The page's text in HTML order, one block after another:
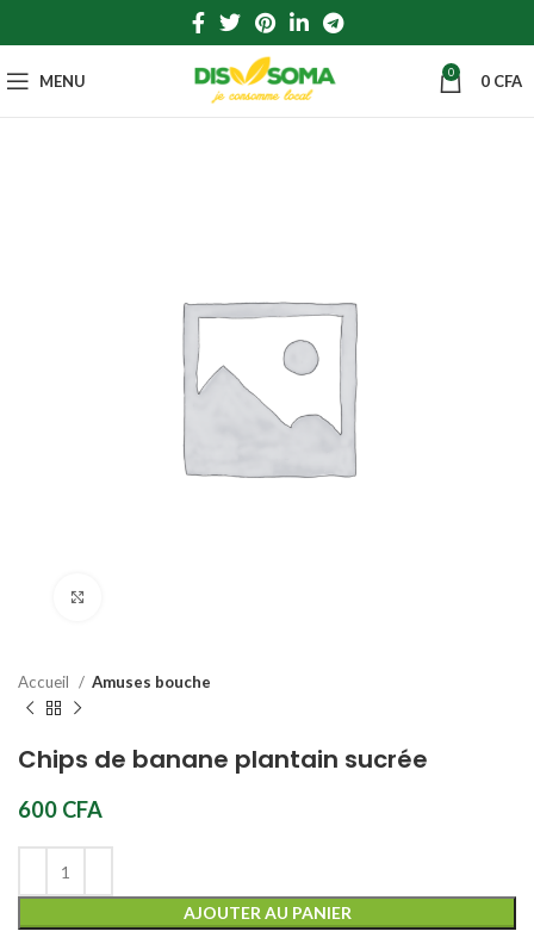
MENU 0 0 CFA
Accueil Amuses bouche
Chips de banane plantain sucrée
600 CFA
AJOUTER AU PANIER